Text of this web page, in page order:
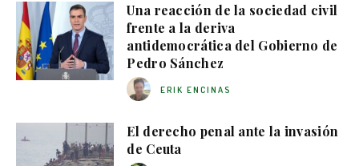
Una reacción de la sociedad civil
frente a la deriva
antidemocrática del Gobierno de
Pedro Sánchez
ERIK ENCINAS
El derecho penal ante la invasión
de Ceuta